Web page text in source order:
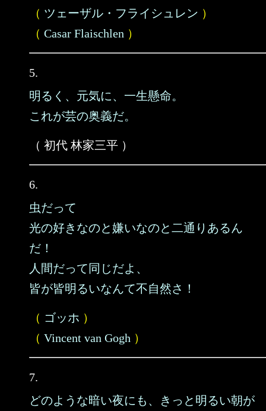
（ ツェーザル・フライシュレン ）
（ Casar Flaischlen ）
5.
明るく、元気に、一生懸命。
これが芸の奥義だ。
（ 初代 林家三平 ）
6.
虫だって
光の好きなのと嫌いなのと二通りあるん
だ！
人間だって同じだよ、
皆が皆明るいなんて不自然さ！
（ ゴッホ ）
（ Vincent van Gogh ）
7.
どのような暗い夜にも、きっと明るい朝が